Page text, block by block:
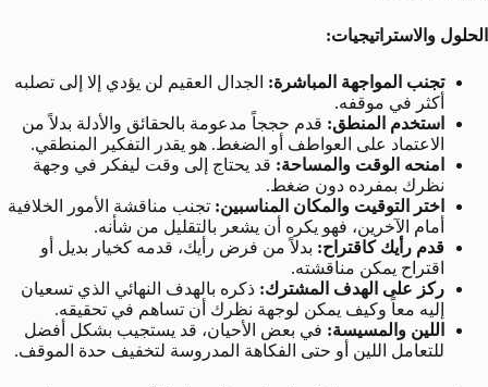
الحلول والاستراتيجيات:
تجنب المواجهة المباشرة: الجدال العقيم لن يؤدي إلا إلى تصلبه
أكثر في موقفه.
استخدم المنطق: قدم حججاً مدعومة بالحقائق والأدلة بدلاً من
الاعتماد على العواطف أو الضغط. هو يقدر التفكير المنطقي.
امنحه الوقت والمساحة: قد يحتاج إلى وقت ليفكر في وجهة
نظرك بمفرده دون ضغط.
اختر التوقيت والمكان المناسبين: تجنب مناقشة الأمور الخلافية
أمام الآخرين، فهو يكره أن يشعر بالتقليل من شأنه.
قدم رأيك كاقتراح: بدلاً من فرض رأيك، قدمه كخيار بديل أو
اقتراح يمكن مناقشته.
ركز على الهدف المشترك: ذكره بالهدف النهائي الذي تسعيان
إليه معاً وكيف يمكن لوجهة نظرك أن تساهم في تحقيقه.
اللين والمسيسة: في بعض الأحيان، قد يستجيب بشكل أفضل
للتعامل اللين أو حتى الفكاهة المدروسة لتخفيف حدة الموقف.